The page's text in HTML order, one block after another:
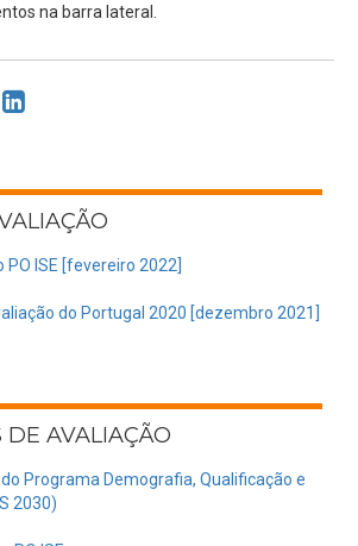
na barra lateral.
PO ISE [fevereiro 2022]
do Portugal 2020 [dezembro 2021]
DE AVALIAÇÃO
Programa Demografia, Qualificação e
2030)